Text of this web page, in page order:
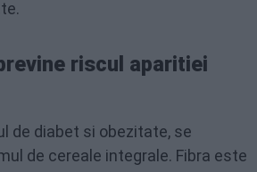
riscul aparitiei
de diabet si obezitate, se
de cereale integrale. Fibra este